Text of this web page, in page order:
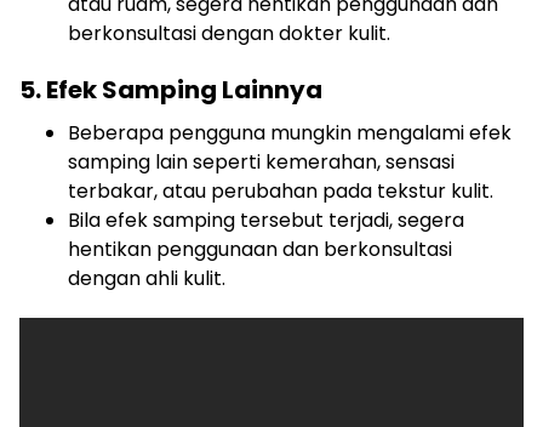
berkonsultasi dengan dokter kulit.
5. Efek Samping Lainnya
Beberapa pengguna mungkin mengalami efek
samping lain seperti kemerahan, sensasi
terbakar, atau perubahan pada tekstur kulit.
Bila efek samping tersebut terjadi, segera
hentikan penggunaan dan berkonsultasi
dengan ahli kulit.